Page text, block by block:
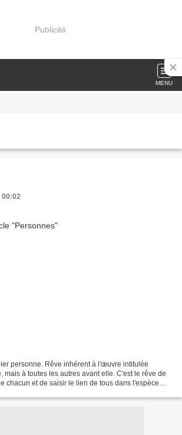
Publicité
MENU
00:02
personne. Rêve inhérent à l'œuvre intitulée
mais à toutes les autres avant elle. C'est le rêve de
chacun et de saisir le lien de tous dans l'espèce